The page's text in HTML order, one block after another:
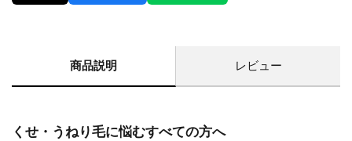
商品説明 レビュー
くせ・うねり毛に悩むすべての方へ